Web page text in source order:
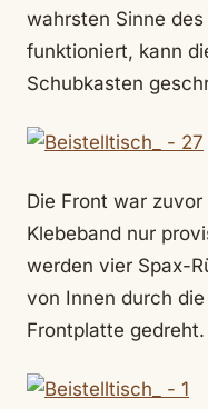
wahrsten Sinne des
funktioniert, kann
Schubkasten
Die Front war
Klebeband nur
werden vier Spax-
von Innen durch
Frontplatte gedreht.